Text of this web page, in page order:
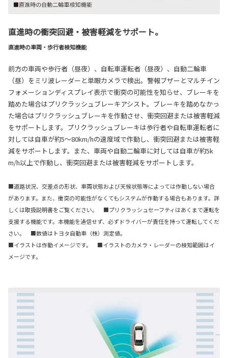
直進時の衝突回避・被害軽減をサポート。
直進時の車両・歩行者検知機能
前方の車両や歩行者（昼夜）、自転車運転者（昼夜）、自動二輪車
（昼）をミリ波レーダーと単眼カメラで検出。警報ブザーとマルチイン
フォメーションディスプレイ表示で衝突の可能性を知らせ、ブレーキを
踏めた場合はプリクラッシュブレーキアシスト。ブレーキを踏めなかっ
た場合はプリクラッシュブレーキを作動させ、衝突回避または被害軽減
をサポートします。プリクラッシュブレーキは歩行者や自転車運転者に
対しては自車が約5〜80km/hの速度域で作動し、衝突回避または被害軽
減をサポートします。また、車両や自動二輪車に対しては自車が約5k
m/h以上で作動し、衝突回避または被害軽減をサポートします。
■道路状況、交差点の形状、車両状態および天候状態等によっては作動しない場合
があります。また、衝突の可能性がなくてもシステムが作動する場合もあります。詳
しくは取扱説明書をご覧ください。
■プリクラッシュセーフティはあくまで運転を
支援する機能です。本機能を過信せず、必ずドライバーが責任を持って運転してくだ
さい。 ■数値はトヨタ自動車（株）測定値。
■イラストは作動イメージです。 ■イラストのカメラ・レーダーの検知範囲はイ
メージです。